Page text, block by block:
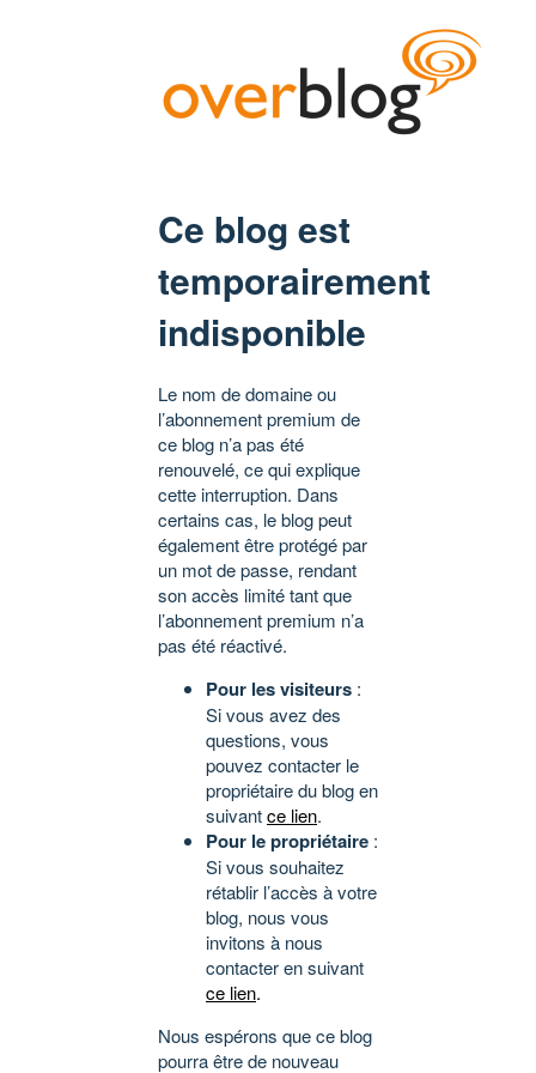
Ce blog est
temporairement
indisponible
Le nom de domaine ou
l’abonnement premium de
ce blog n’a pas été
renouvelé, ce qui explique
cette interruption. Dans
certains cas, le blog peut
également être protégé par
un mot de passe, rendant
son accès limité tant que
l’abonnement premium n’a
pas été réactivé.
Pour les visiteurs :
Si vous avez des
questions, vous
pouvez contacter le
propriétaire du blog en
suivantce lien.
Pour le propriétaire :
Si vous souhaitez
rétablir l’accès à votre
blog, nous vous
invitons à nous
contacter en suivant
ce lien.
Nous espérons que ce blog
pourra être de nouveau